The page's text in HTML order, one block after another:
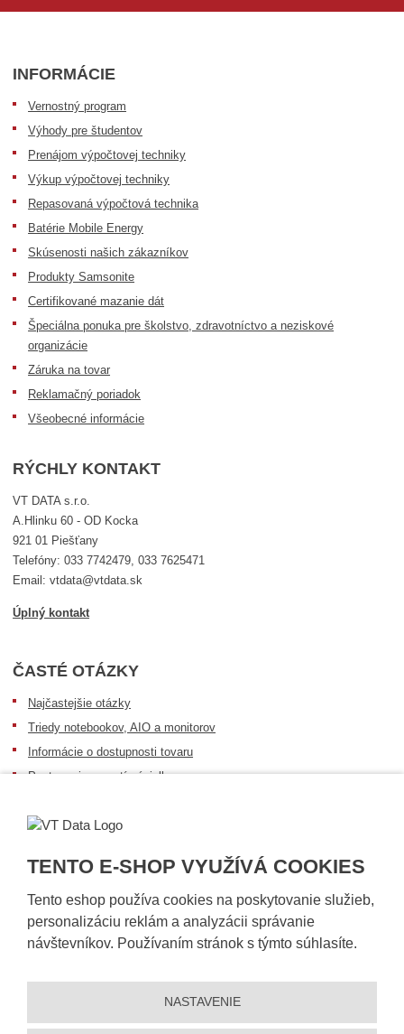
TENTO E-SHOP VYUŽÍVÁ COOKIES
Tento eshop používa cookies na poskytovanie služieb,
personalizáciu reklám a analyzácii správanie
návštevníkov. Používaním stránok s týmto súhlasíte.
NASTAVENIE
INFORMÁCIE
Vernostný program
Výhody pre študentov
Prenájom výpočtovej techniky
Výkup výpočtovej techniky
Repasovaná výpočtová technika
Batérie Mobile Energy
Skúsenosti našich zákazníkov
Produkty Samsonite
Certifikované mazanie dát
Špeciálna ponuka pre školstvo, zdravotníctvo a neziskové
organizácie
Záruka na tovar
Reklamačný poriadok
Všeobecné informácie
RÝCHLY KONTAKT
VT DATA s.r.o.
A.Hlinku 60 - OD Kocka
921 01 Piešťany
Telefóny: 033 7742479, 033 7625471
Email: vtdata@vtdata.sk
Úplný kontakt
ČASTÉ OTÁZKY
Najčastejšie otázky
Triedy notebookov, AIO a monitorov
Informácie o dostupnosti tovaru
Postup pri prevzatí zásielky
Sledovanie zásielok
Vyhlásenie o prístupnosti |Ochrana osobných údajov |Mapa stránky |